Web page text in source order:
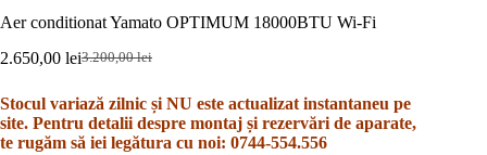
Aer conditionat Yamato OPTIMUM 18000BTU Wi-Fi
3.200,00lei
Prețul
a
fost:
3.200,00 lei.
2.650,00 leiPrețul
este:
2.650,00 lei.
Stocul variază zilnic și NU este actualizat instantaneu pe
site. Pentru detalii despre montaj și rezervări de aparate,
te rugăm să iei legătura cu noi: 0744-554.556